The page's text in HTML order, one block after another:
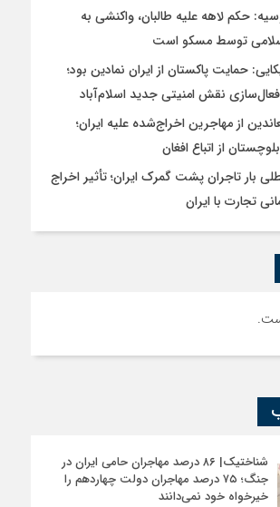
حکم لاهه علیه طالبان، واکنشی به
توسط مسکو است
حمایت پاکستان از ایران نمادین بود؛
نقش امنیتی جدید اسلام‌آباد
از مهاجرین اخراج‌شده علیه ایران؛
از اتباع افغان
بار تاجران پشت گمرک ایران؛ تأثیر اخراج
تجارت با ایران
شناختیک| ۸۶ درصد مهاجران حامی ایران در
جنگ؛ ۷۵ درصد مهاجران دولت چهاردهم را
خیرخواه خود نمی‌دانند